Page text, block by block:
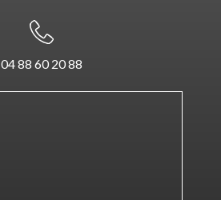
04 88 60 20 88